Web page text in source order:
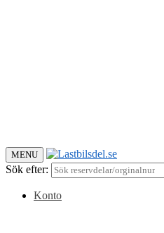
MENU
Sök efter:
Konto